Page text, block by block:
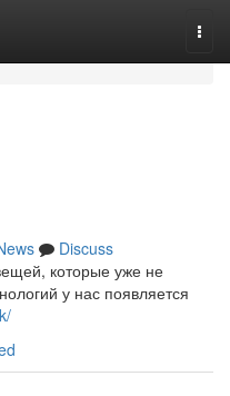
Discuss
которые уже не
у нас появляется